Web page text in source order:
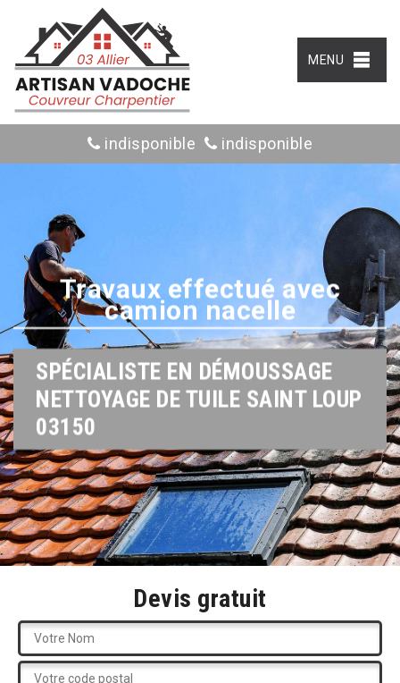
MENU
indisponible indisponible
Travaux effectué avec
camion nacelle
SPÉCIALISTE EN DÉMOUSSAGE
NETTOYAGE DE TUILE SAINT LOUP
03150
Devis gratuit